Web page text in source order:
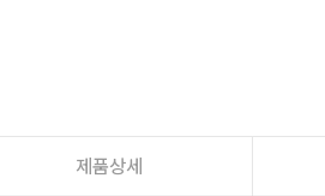
제품상세